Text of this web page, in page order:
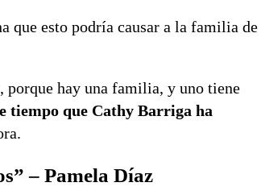
que esto podría causar a la familia de
porque hay una familia, y uno tiene
tiempo que Cathy Barriga ha
– Pamela Díaz